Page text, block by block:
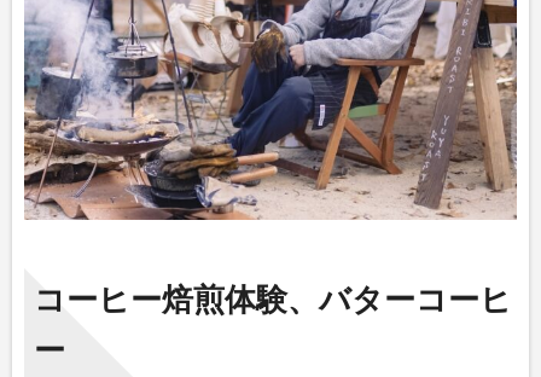
コーヒー焙煎体験、バターコーヒ
ー